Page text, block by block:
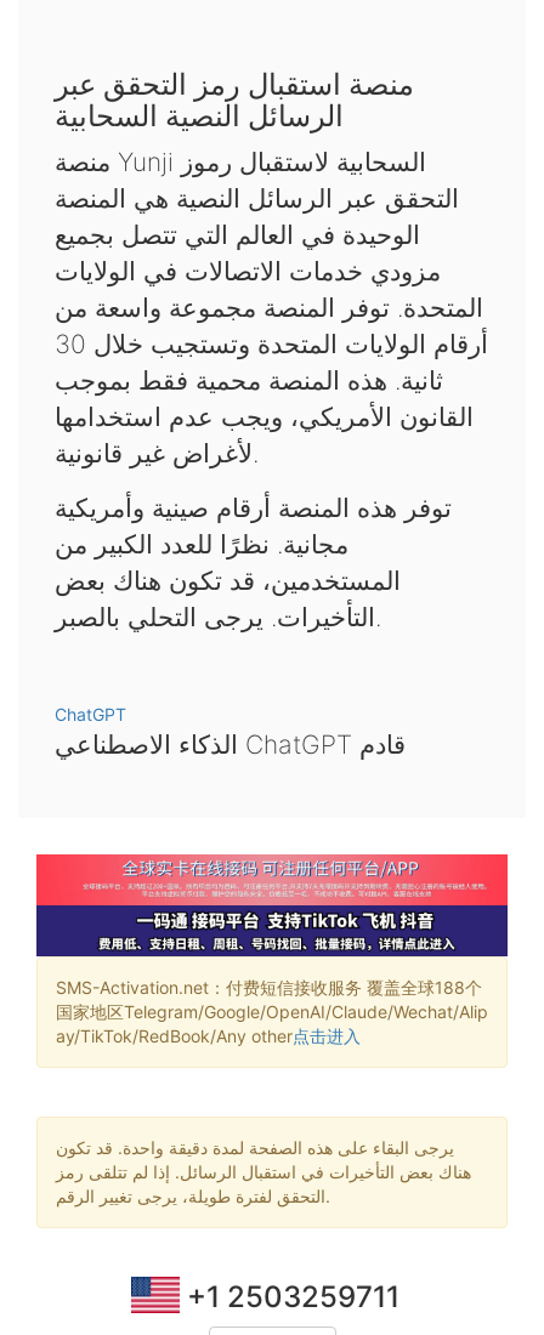
منصة استقبال رمز التحقق عبر
الرسائل النصية السحابية
منصة Yunji السحابية لاستقبال رموز
التحقق عبر الرسائل النصية هي المنصة
الوحيدة في العالم التي تتصل بجميع
مزودي خدمات الاتصالات في الولايات
المتحدة. توفر المنصة مجموعة واسعة من
أرقام الولايات المتحدة وتستجيب خلال 30
ثانية. هذه المنصة محمية فقط بموجب
القانون الأمريكي، ويجب عدم استخدامها
لأغراض غير قانونية.
توفر هذه المنصة أرقام صينية وأمريكية
مجانية. نظرًا للعدد الكبير من
المستخدمين، قد تكون هناك بعض
التأخيرات. يرجى التحلي بالصبر.
ChatGPT
الذكاء الاصطناعي ChatGPT قادم
SMS-Activation.net：付费短信接收服务 覆盖全球188个
国家地区Telegram/Google/OpenAI/Claude/Wechat/Alip
ay/TikTok/RedBook/Any other点击进入
يرجى البقاء على هذه الصفحة لمدة دقيقة واحدة. قد تكون
هناك بعض التأخيرات في استقبال الرسائل. إذا لم تتلقى رمز
التحقق لفترة طويلة، يرجى تغيير الرقم.
+1 2503259711